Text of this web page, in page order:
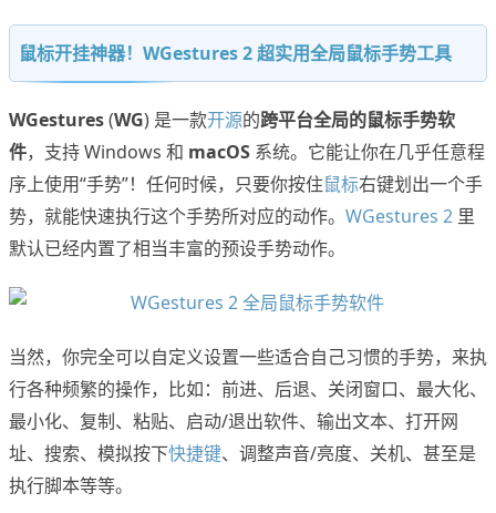
鼠标开挂神器！WGestures 2 超实用全局鼠标手势工具
WGestures(WG) 是一款开源的跨平台全局的鼠标手势软
件，支持 Windows 和 macOS 系统。它能让你在几乎任意程
序上使用“手势”！任何时候，只要你按住鼠标右键划出一个手
势，就能快速执行这个手势所对应的动作。 WGestures 2 里
默认已经内置了相当丰富的预设手势动作。
当然，你完全可以自定义设置一些适合自己习惯的手势，来执
行各种频繁的操作，比如：前进、后退、关闭窗口、最大化、
最小化、复制、粘贴、启动/退出软件、输出文本、打开网
址、搜索、模拟按下快捷键、调整声音/亮度、关机、甚至是
执行脚本等等。